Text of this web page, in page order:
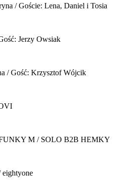
/ Goście: Lena, Daniel i Tosia
Jerzy Owsiak
/ Gość: Krzysztof Wójcik
M / SOLO B2B HEMKY